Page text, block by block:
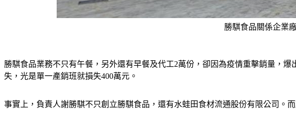
勝騏食品關係企業
勝騏食品業務不只有午餐，另外還有早餐及代工2萬份，卻因為疫情重擊銷量，
失，光是單一產銷班就損失400萬元。
事實上，負責人謝勝騏不只創立勝騏食品，還有水蛙田食材流通股份有限公司。